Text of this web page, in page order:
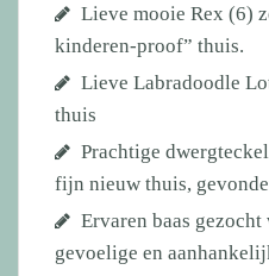
Lieve mooie Rex (6)
kinderen-proof” thuis.
Lieve Labradoodle
thuis
Prachtige
fijn nieuw thuis,
Ervaren baas
gevoelige en